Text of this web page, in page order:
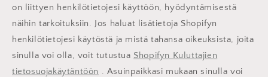
on liittyen henkilötietojesi käyttöön, hyödyntämisestä
näihin tarkoituksiin. Jos haluat lisätietoja Shopifyn
henkilötietojesi käytöstä ja mistä tahansa oikeuksista, joita
sinulla voi olla, voit tutustua Shopifyn Kuluttajien
tietosuojakäytäntöön . Asuinpaikkasi mukaan sinulla voi